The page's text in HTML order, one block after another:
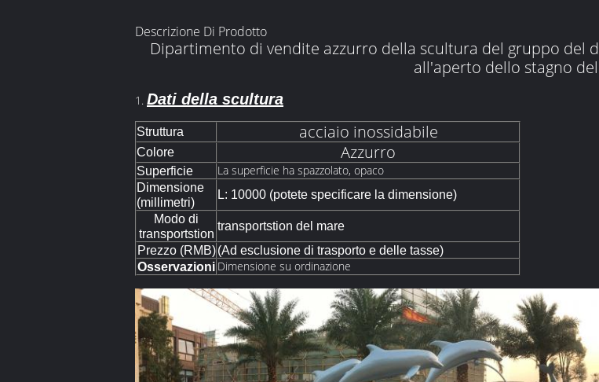
Descrizione Di Prodotto
Dipartimento di vendite azzurro della scultura del gruppo del
all'aperto dello stagno
1. Dati della scultura
Struttura acciaio inossidabile
Colore Azzurro
Superficie La superficie ha spazzolato, opaco
Dimensione
(millimetri)
L: 10000 (potete specificare la dimensione)
Modo di
transportstion
transportstion del mare
Prezzo (RMB) (Ad esclusione di trasporto e delle tasse)
Osservazioni Dimensione su ordinazione